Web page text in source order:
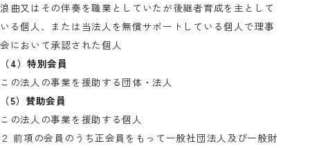
浪曲又はその伴奏を職業としていたが後継者育成を主として
いる個人、または当法人を無償サポートしている個人で理事
会において承認された個人
（4）特別会員
この法人の事業を援助する団体・法人
（5）賛助会員
この法人の事業を援助する個人
２ 前項の会員のうち正会員をもって一般社団法人及び一般財